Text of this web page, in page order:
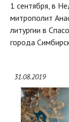
1 сентября, в
митрополит
литургии в
города
31.08.2019